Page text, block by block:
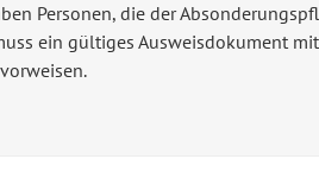
Personen, die der
ein gültiges Ausweisdokument